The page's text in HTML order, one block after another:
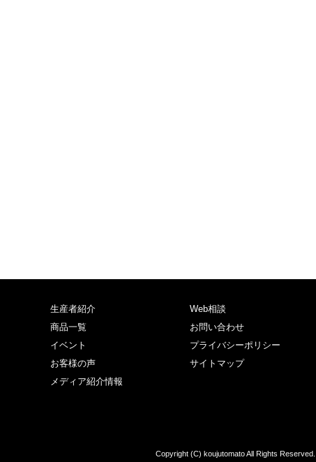
生産者紹介
商品一覧
イベント
お客様の声
メディア紹介情報
Web相談
お問い合わせ
プライバシーポリシー
サイトマップ
Copyright (C) koujutomato All Rights Reserved.